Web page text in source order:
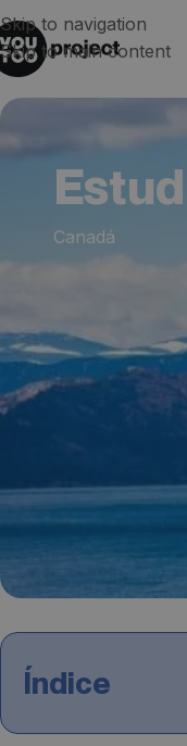
Skip to navigation
Skip to main content
Canadá
Índice